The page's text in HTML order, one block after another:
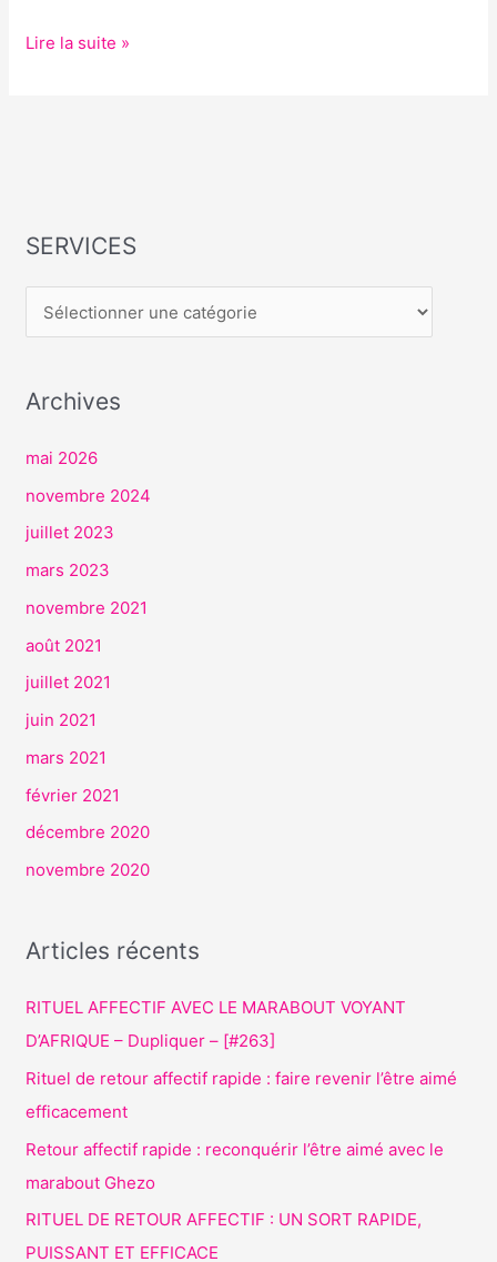
Lire la suite »
SERVICES
S
V
C
Archives
mai 2026
novembre 2024
juillet 2023
mars 2023
novembre 2021
août 2021
juillet 2021
juin 2021
mars 2021
février 2021
décembre 2020
novembre 2020
Articles récents
RITUEL AFFECTIF AVEC LE MARABOUT VOYANT
D’AFRIQUE – Dupliquer – [#263]
Rituel de retour affectif rapide : faire revenir l’être aimé
efficacement
Retour affectif rapide : reconquérir l’être aimé avec le
marabout Ghezo
RITUEL DE RETOUR AFFECTIF : UN SORT RAPIDE,
PUISSANT ET EFFICACE